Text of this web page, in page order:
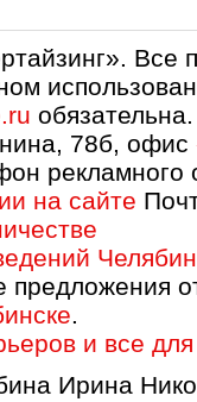
обязательна.
78б, офис
рекламного
на сайте
предложения
.
и все
Ирина